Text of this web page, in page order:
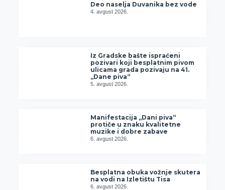
Deo naselja Duvanika bez vode
4. avgust 2026.
Iz Gradske bašte ispraćeni
pozivari koji besplatnim pivom
ulicama grada pozivaju na 41.
„Dane piva“
5. avgust 2026.
Manifestacija „Dani piva“
protiče u znaku kvalitetne
muzike i dobre zabave
6. avgust 2026.
Besplatna obuka vožnje skutera
na vodi na Izletištu Tisa
6. avgust 2026.